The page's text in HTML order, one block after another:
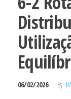
06/02/2026 By